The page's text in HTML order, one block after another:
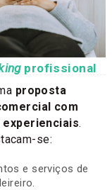
profissional
proposta
com
.
se:
e serviços de